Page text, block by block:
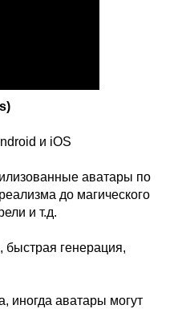
и iOS
аватары по
до магического
и т.д.
быстрая генерация,
иногда аватары могут